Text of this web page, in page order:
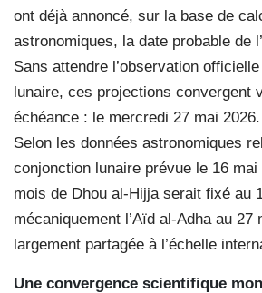
ont déjà annoncé, sur la base de
astronomiques, la date probable de
Sans attendre l’observation
lunaire, ces projections convergent
échéance : le mercredi 27 mai 2026.
Selon les données astronomiques
conjonction lunaire prévue le 16
mois de Dhou al-Hijja serait fixé au
mécaniquement l’Aïd al-Adha au 27
largement partagée à l’échelle
Une convergence scientifique